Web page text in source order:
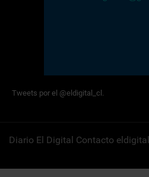
Tweets por el @eldigital_cl.
Diario El Digital Contacto